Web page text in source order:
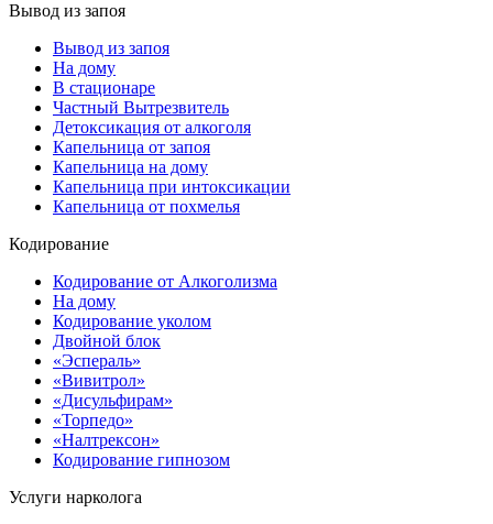
Вывод из запоя
Вывод из запоя
На дому
В стационаре
Частный Вытрезвитель
Детоксикация от алкоголя
Капельница от запоя
Капельница на дому
Капельница при интоксикации
Капельница от похмелья
Кодирование
Кодирование от Алкоголизма
На дому
Кодирование уколом
Двойной блок
«Эспераль»
«Вивитрол»
«Дисульфирам»
«Торпедо»
«Налтрексон»
Кодирование гипнозом
Услуги нарколога